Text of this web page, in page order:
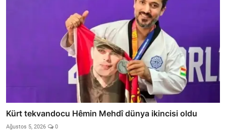
Kürt tekvandocu Hêmin Mehdî dünya ikincisi oldu
Ağustos 5, 2026 0